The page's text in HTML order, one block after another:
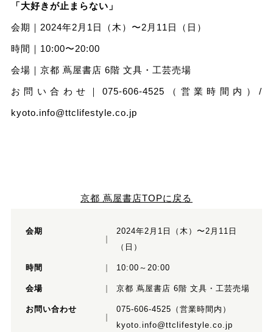
「⼤好きが⽌まらない」
会期｜2024年2⽉1⽇（⽊）〜2⽉11⽇（⽇）
時間｜10:00〜20:00
会場｜京都 蔦屋書店 6階 ⽂具・⼯芸売場
お問い合わせ｜075-606-4525（営業時間内）/
kyoto.info@ttclifestyle.co.jp
京都 蔦屋書店TOPに戻る
会期
2024年2⽉1⽇（⽊）〜2⽉11⽇
（⽇）
時間 10:00～20:00
会場 京都 蔦屋書店 6階 ⽂具・⼯芸売場
お問い合わせ
075-606-4525（営業時間内）
kyoto.info@ttclifestyle.co.jp